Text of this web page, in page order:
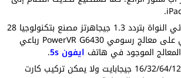
المعالج ابل A7 ثنائي النواة بتردد 1.3 جيجاهرتز مصنع بتكنولوجيا 28
نانومتر. كما يحتوي على معالج رسومي PowerVR G6430 رباعي
الموجود في هاتف ايفون 5s
.
الذاكرة الداخلية 16/32/64/128 جيجابايت ولا يمكن تركيب كارت